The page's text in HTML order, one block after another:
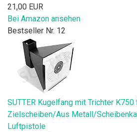
21,00 EUR
Bei Amazon ansehen
Bestseller Nr. 12
SUTTER Kugelfang mit Trichter
Zielscheiben/Aus Metall/
Luftpistole